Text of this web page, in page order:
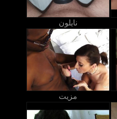
نايلون
مزيت